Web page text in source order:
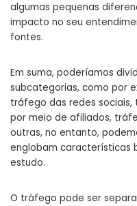
algumas pequenas
impacto no seu
fontes.
Em suma, poderíamos
subcategorias, como por
tráfego das redes
por meio de afiliados,
outras, no entanto,
englobam características
estudo.
O tráfego pode ser